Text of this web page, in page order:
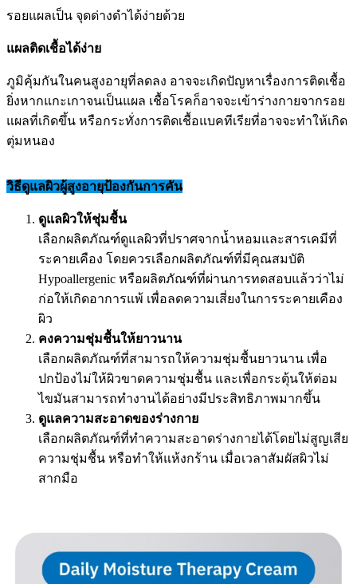
รอยแผลเป็น จุดด่างดำได้ง่ายด้วย
แผลติดเชื้อได้ง่าย
ภูมิคุ้มกันในคนสูงอายุที่ลดลง อาจจะเกิดปัญหาเรื่องการติดเชื้อ
ยิ่งหากแกะเกาจนเป็นแผล เชื้อโรคก็อาจจะเข้าร่างกายจากรอย
แผลที่เกิดขึ้น หรือกระทั่งการติดเชื้อแบคทีเรียที่อาจจะทำให้เกิด
ตุ่มหนอง
วิธีดูแลผิวผู้สูงอายุป้องกันการคัน
ดูแลผิวให้ชุ่มชื้น
เลือกผลิตภัณฑ์ดูแลผิวที่ปราศจากน้ำหอมและสารเคมีที่
ระคายเคือง โดยควรเลือกผลิตภัณฑ์ที่มีคุณสมบัติ
Hypoallergenic หรือผลิตภัณฑ์ที่ผ่านการทดสอบแล้วว่าไม่
ก่อให้เกิดอาการแพ้ เพื่อลดความเสี่ยงในการระคายเคือง
ผิว
คงความชุ่มชื้นให้ยาวนาน
เลือกผลิตภัณฑ์ที่สามารถให้ความชุ่มชื้นยาวนาน เพื่อ
ปกป้องไม่ให้ผิวขาดความชุ่มชื้น และเพื่อกระตุ้นให้ต่อม
ไขมันสามารถทำงานได้อย่างมีประสิทธิภาพมากขึ้น
ดูแลความสะอาดของร่างกาย
เลือกผลิตภัณฑ์ที่ทำความสะอาดร่างกายได้โดยไม่สูญเสีย
ความชุ่มชื้น หรือทำให้แห้งกร้าน เมื่อเวลาสัมผัสผิวไม่
สากมือ